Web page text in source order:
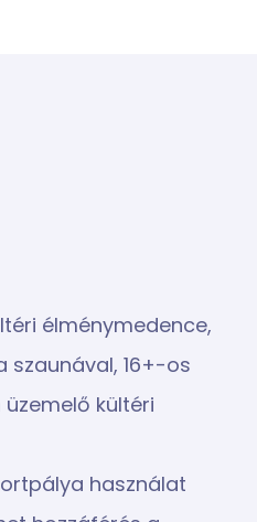
élménymedence,
16+-os
kültéri
használat